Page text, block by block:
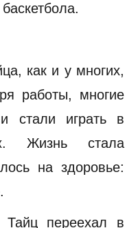
как и у многих,
работы, многие
стали играть в
Жизнь стала
на здоровье:
переехал в